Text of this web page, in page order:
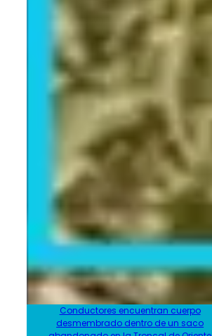
Conductores encuentran cuerpo
desmembrado dentro de un saco